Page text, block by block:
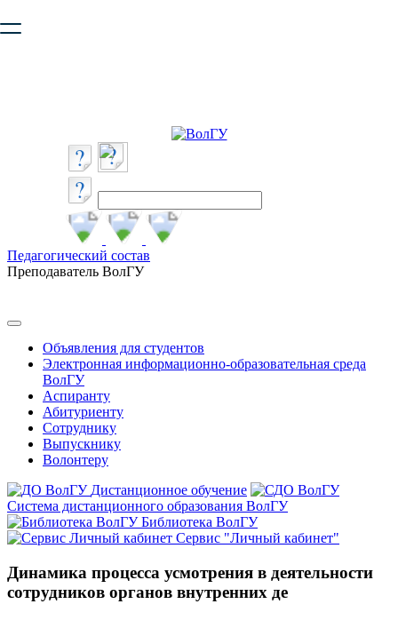
безопасную работу с сайтом. Пожалуйста
Педагогический состав
Преподаватель ВолГУ
Объявления для студентов
Электронная информационно-образовательная среда
ВолГУ
Аспиранту
Абитуриенту
Сотруднику
Выпускнику
Волонтеру
Дистанционное обучение
Система дистанционного образования ВолГУ
Библиотека ВолГУ
Сервис "Личный кабинет"
Динамика процесса усмотрения в деятельности
сотрудников органов внутренних де